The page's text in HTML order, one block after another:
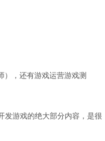
），还有游戏运营游戏测
发游戏的绝大部分内容，是很